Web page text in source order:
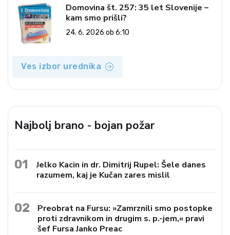
Domovina št. 257: 35 let Slovenije –
kam smo prišli?
24. 6. 2026 ob 6:10
Ves izbor urednika
Najbolj brano - bojan požar
01
Jelko Kacin in dr. Dimitrij Rupel: Šele danes
razumem, kaj je Kučan zares mislil
02
Preobrat na Fursu: »Zamrznili smo postopke
proti zdravnikom in drugim s. p.-jem,« pravi
šef Fursa Janko Preac